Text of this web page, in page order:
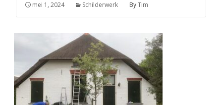
mei 1, 2024 Schilderwerk ByTim